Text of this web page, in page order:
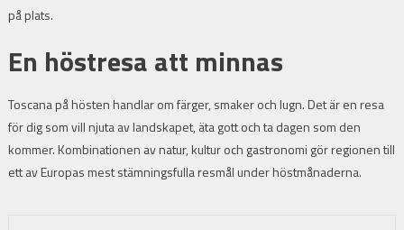
på plats.
En höstresa att minnas
Toscana på hösten handlar om färger, smaker och lugn. Det är en resa
för dig som vill njuta av landskapet, äta gott och ta dagen som den
kommer. Kombinationen av natur, kultur och gastronomi gör regionen till
ett av Europas mest stämningsfulla resmål under höstmånaderna.